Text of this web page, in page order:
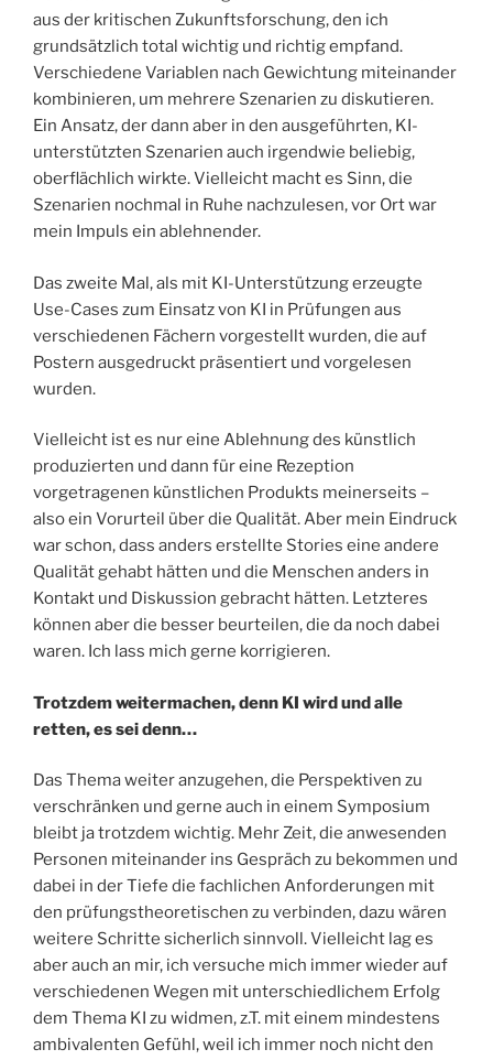
aus der kritischen Zukunftsforschung, den ich
grundsätzlich total wichtig und richtig empfand.
Verschiedene Variablen nach Gewichtung miteinander
kombinieren, um mehrere Szenarien zu diskutieren.
Ein Ansatz, der dann aber in den ausgeführten, KI-
unterstützten Szenarien auch irgendwie beliebig,
oberflächlich wirkte. Vielleicht macht es Sinn, die
Szenarien nochmal in Ruhe nachzulesen, vor Ort war
mein Impuls ein ablehnender.
Das zweite Mal, als mit KI-Unterstützung erzeugte
Use-Cases zum Einsatz von KI in Prüfungen aus
verschiedenen Fächern vorgestellt wurden, die auf
Postern ausgedruckt präsentiert und vorgelesen
wurden.
Vielleicht ist es nur eine Ablehnung des künstlich
produzierten und dann für eine Rezeption
vorgetragenen künstlichen Produkts meinerseits –
also ein Vorurteil über die Qualität. Aber mein Eindruck
war schon, dass anders erstellte Stories eine andere
Qualität gehabt hätten und die Menschen anders in
Kontakt und Diskussion gebracht hätten. Letzteres
können aber die besser beurteilen, die da noch dabei
waren. Ich lass mich gerne korrigieren.
Trotzdem weitermachen, denn KI wird und alle
retten, es sei denn…
Das Thema weiter anzugehen, die Perspektiven zu
verschränken und gerne auch in einem Symposium
bleibt ja trotzdem wichtig. Mehr Zeit, die anwesenden
Personen miteinander ins Gespräch zu bekommen und
dabei in der Tiefe die fachlichen Anforderungen mit
den prüfungstheoretischen zu verbinden, dazu wären
weitere Schritte sicherlich sinnvoll. Vielleicht lag es
aber auch an mir, ich versuche mich immer wieder auf
verschiedenen Wegen mit unterschiedlichem Erfolg
dem Thema KI zu widmen, z.T. mit einem mindestens
ambivalenten Gefühl, weil ich immer noch nicht den